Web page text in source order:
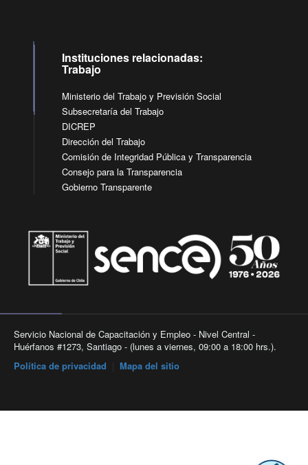
Instituciones relacionadas:
Trabajo
Ministerio del Trabajo y Previsión Social
Subsecretaría del Trabajo
DICREP
Dirección del Trabajo
Comisión de Integridad Pública y Transparencia
Consejo para la Transparencia
Gobierno Transparente
Servicio Nacional de Capacitación y Empleo - Nivel Central -
Huérfanos #1273, Santiago - (lunes a viernes, 09:00 a 18:00 hrs.).
Política de privacidad
Mapa del sitio